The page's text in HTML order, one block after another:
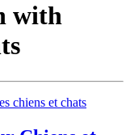
with